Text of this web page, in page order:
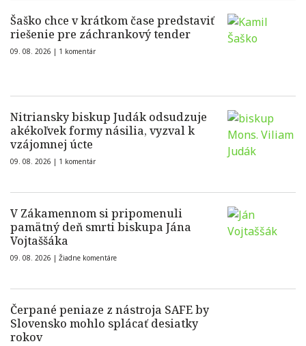
Šaško chce v krátkom čase predstaviť
riešenie pre záchrankový tender
09. 08. 2026 | 1 komentár
Nitriansky biskup Judák odsudzuje
akékoľvek formy násilia, vyzval k
vzájomnej úcte
09. 08. 2026 | 1 komentár
V Zákamennom si pripomenuli
pamätný deň smrti biskupa Jána
Vojtaššáka
09. 08. 2026 | Žiadne komentáre
Čerpané peniaze z nástroja SAFE by
Slovensko mohlo splácať desiatky
rokov